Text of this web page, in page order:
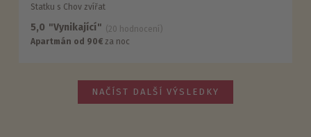
Statku s Chov zvířat
5,0 "Vynikající"
(20 hodnocení)
Apartmán od 90€ za noc
NAČÍST DALŠÍ VÝSLEDKY